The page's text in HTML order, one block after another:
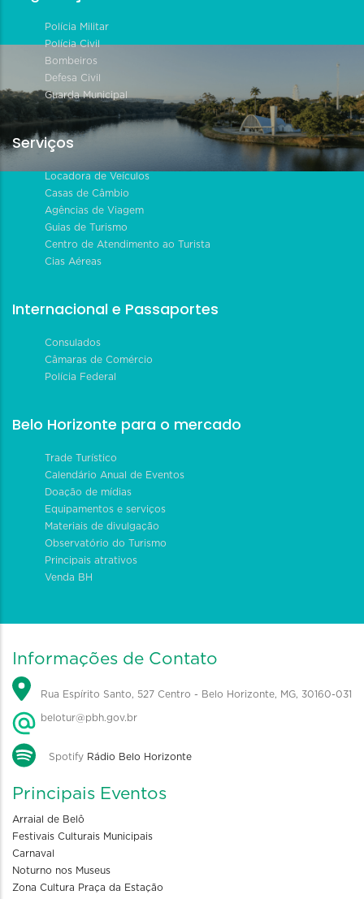
Polícia Militar
Polícia Civil
Bombeiros
Defesa Civil
Guarda Municipal
Serviços
Locadora de Veículos
Casas de Câmbio
Agências de Viagem
Guias de Turismo
Centro de Atendimento ao Turista
Cias Aéreas
Internacional e Passaportes
Consulados
Câmaras de Comércio
Polícia Federal
Belo Horizonte para o mercado
Trade Turístico
Calendário Anual de Eventos
Doação de mídias
Equipamentos e serviços
Materiais de divulgação
Observatório do Turismo
Principais atrativos
Venda BH
Informações de Contato
Rua Espírito Santo, 527 Centro - Belo Horizonte, MG, 30160-031
belotur@pbh.gov.br
Spotify Rádio Belo Horizonte
Principais Eventos
Arraial de Belô
Festivais Culturais Municipais
Carnaval
Noturno nos Museus
Zona Cultura Praça da Estação